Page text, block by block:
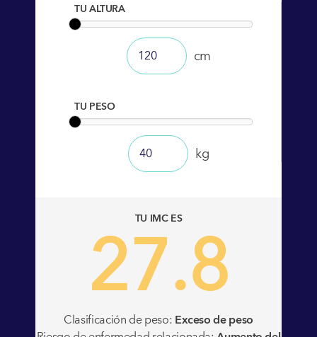
TU ALTURA
cm
TU PESO
kg
TU IMC ES
27.8
Clasificación de peso: Exceso de peso